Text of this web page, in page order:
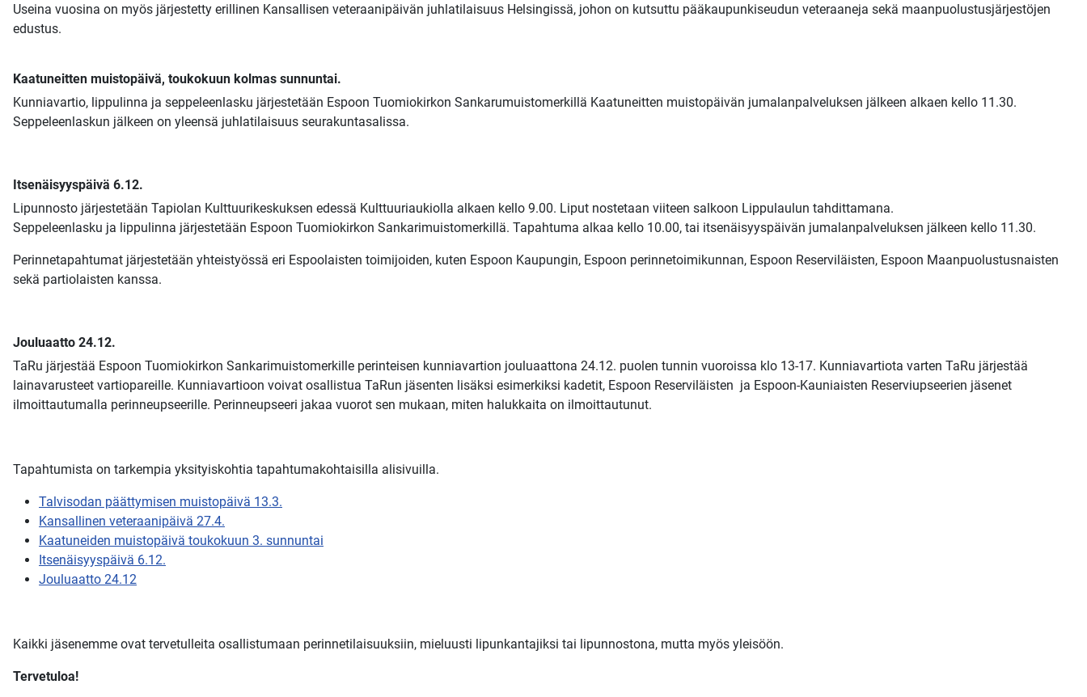
Useina vuosina on myös järjestetty erillinen Kansallisen veteraanipäivän juhlatilaisuus Helsingissä, johon on kutsuttu pääkaupunkiseudun veteraaneja sekä maanpuolustusjärjestöjen
edustus.
Kaatuneitten muistopäivä, toukokuun kolmas sunnuntai.
Kunniavartio, lippulinna ja seppeleenlasku järjestetään Espoon Tuomiokirkon Sankarumuistomerkillä Kaatuneitten muistopäivän jumalanpalveluksen jälkeen alkaen kello 11.30.
Seppeleenlaskun jälkeen on yleensä juhlatilaisuus seurakuntasalissa.
Itsenäisyyspäivä 6.12.
Lipunnosto järjestetään Tapiolan Kulttuurikeskuksen edessä Kulttuuriaukiolla alkaen kello 9.00. Liput nostetaan viiteen salkoon Lippulaulun tahdittamana.
Seppeleenlasku ja lippulinna järjestetään Espoon Tuomiokirkon Sankarimuistomerkillä. Tapahtuma alkaa kello 10.00, tai itsenäisyyspäivän jumalanpalveluksen jälkeen kello 11.30.
Perinnetapahtumat järjestetään yhteistyössä eri Espoolaisten toimijoiden, kuten Espoon Kaupungin, Espoon perinnetoimikunnan, Espoon Reserviläisten, Espoon Maanpuolustusnaisten
sekä partiolaisten kanssa.
Jouluaatto 24.12.
TaRu järjestää Espoon Tuomiokirkon Sankarimuistomerkille perinteisen kunniavartion jouluaattona 24.12. puolen tunnin vuoroissa klo 13-17. Kunniavartiota varten TaRu järjestää
lainavarusteet vartiopareille. Kunniavartioon voivat osallistua TaRun jäsenten lisäksi esimerkiksi kadetit, Espoon Reserviläisten ja Espoon-Kauniaisten Reserviupseerien jäsenet
ilmoittautumalla perinneupseerille. Perinneupseeri jakaa vuorot sen mukaan, miten halukkaita on ilmoittautunut.
Tapahtumista on tarkempia yksityiskohtia tapahtumakohtaisilla alisivuilla.
Talvisodan päättymisen muistopäivä 13.3.
Kansallinen veteraanipäivä 27.4.
Kaatuneiden muistopäivä toukokuun 3. sunnuntai
Itsenäisyyspäivä 6.12.
Jouluaatto 24.12
Kaikki jäsenemme ovat tervetulleita osallistumaan perinnetilaisuuksiin, mieluusti lipunkantajiksi tai lipunnostona, mutta myös yleisöön.
Tervetuloa!